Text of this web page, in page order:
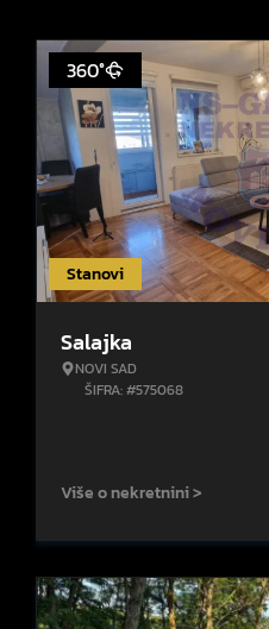
Stanovi
360°
Salajka
NOVI SAD
ŠIFRA: #575068
Više o nekretnini >